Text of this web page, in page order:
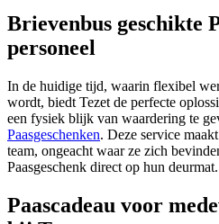
Brievenbus geschikte
personeel
In de huidige tijd, waarin flexibel
wordt, biedt Tezet de perfecte
een fysiek blijk van waardering te
Paasgeschenken. Deze service
team, ongeacht waar ze zich
Paasgeschenk direct op hun deurmat.
Paascadeau voor